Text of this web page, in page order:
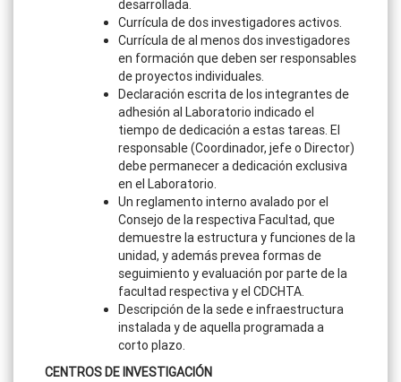
desarrollada.
Currícula de dos investigadores activos.
Currícula de al menos dos investigadores
en formación que deben ser responsables
de proyectos individuales.
Declaración escrita de los integrantes de
adhesión al Laboratorio indicado el
tiempo de dedicación a estas tareas. El
responsable (Coordinador, jefe o Director)
debe permanecer a dedicación exclusiva
en el Laboratorio.
Un reglamento interno avalado por el
Consejo de la respectiva Facultad, que
demuestre la estructura y funciones de la
unidad, y además prevea formas de
seguimiento y evaluación por parte de la
facultad respectiva y el CDCHTA.
Descripción de la sede e infraestructura
instalada y de aquella programada a
corto plazo.
CENTROS DE INVESTIGACIÓN